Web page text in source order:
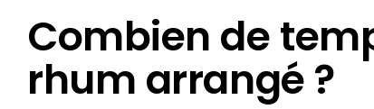
Combien de
rhum arrangé ?